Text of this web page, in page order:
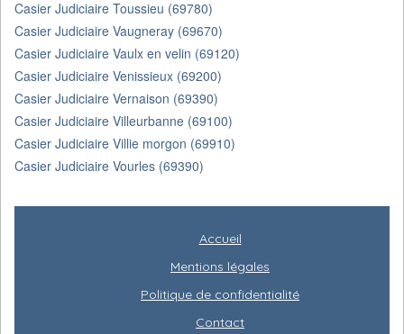
Casier Judiciaire Toussieu (69780)
Casier Judiciaire Vaugneray (69670)
Casier Judiciaire Vaulx en velin (69120)
Casier Judiciaire Venissieux (69200)
Casier Judiciaire Vernaison (69390)
Casier Judiciaire Villeurbanne (69100)
Casier Judiciaire Villie morgon (69910)
Casier Judiciaire Vourles (69390)
Accueil
Mentions légales
Politique de confidentialité
Contact